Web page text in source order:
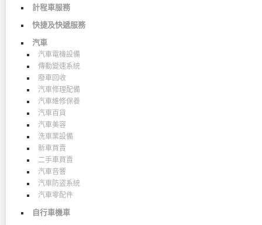
計程車服務
快捷及快遞服務
汽車
汽車電機設備
傳動變速系統
廢車回收
汽車修理配備
汽車維修保養
汽車百貨
汽車美容
洗車業設備
新車買賣
二手車買賣
汽車音響
汽車防盜系統
汽車零配件
自行車機車